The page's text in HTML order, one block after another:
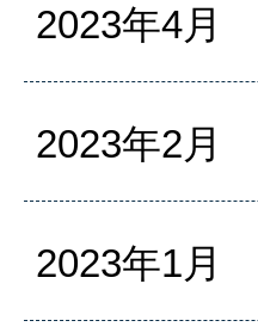
2023年4月
2023年2月
2023年1月